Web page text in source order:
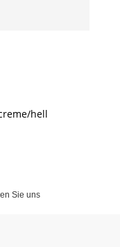
Sie uns